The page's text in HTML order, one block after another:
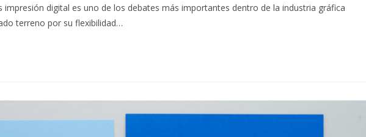
digital es uno de los debates más importantes dentro de la industria gráfica
terreno por su flexibilidad…